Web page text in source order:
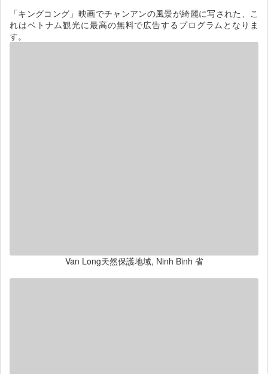
「キングコング」映画でチャンアンの風景が綺麗に写された、こ
れはベトナム観光に最高の無料で広告するプログラムとなりま
す。
Van Long天然保護地域, Ninh Binh 省